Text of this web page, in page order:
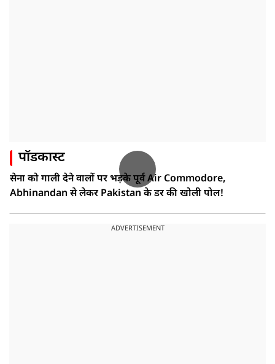
पॉडकास्ट
सेना को गाली देने वालों पर भड़के पूर्व Air Commodore,
Abhinandan से लेकर Pakistan के डर की खोली पोल!
ADVERTISEMENT